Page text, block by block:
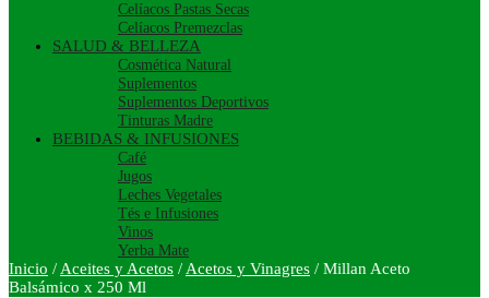
Celíacos Pastas Secas
Celíacos Premezclas
SALUD & BELLEZA
Cosmética Natural
Suplementos
Suplementos Deportivos
Tinturas Madre
BEBIDAS & INFUSIONES
Café
Jugos
Leches Vegetales
Tés e Infusiones
Vinos
Yerba Mate
Inicio / Aceites y Acetos / Acetos y Vinagres / Millan Aceto
Balsámico x 250 Ml